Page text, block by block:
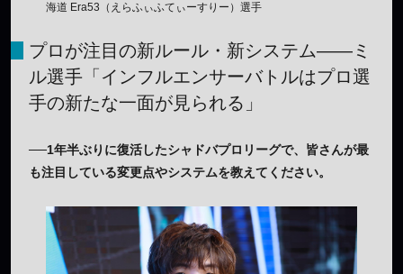
海道 Era53（えらふぃふてぃーすりー）選手
プロが注目の新ルール・新システム——ミ
ル選手「インフルエンサーバトルはプロ選
手の新たな一面が見られる」
──1年半ぶりに復活したシャドバプロリーグで、皆さんが最
も注目している変更点やシステムを教えてください。